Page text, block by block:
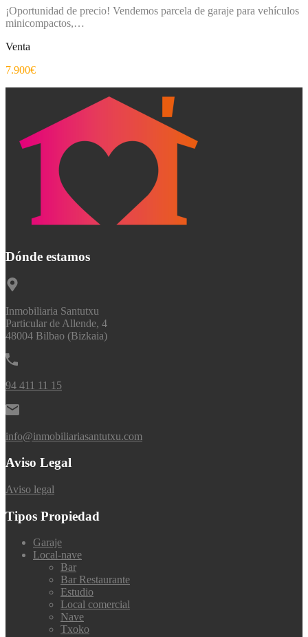
¡Oportunidad de precio! Vendemos parcela de garaje para vehículos
minicompactos,…
Venta
7.900€
Dónde estamos
Inmobiliaria Santutxu
Particular de Allende, 4
48004 Bilbao (Bizkaia)
94 411 11 15
info@inmobiliariasantutxu.com
Aviso Legal
Aviso legal
Tipos Propiedad
Garaje
Local-nave
Bar
Bar Restaurante
Estudio
Local comercial
Nave
Txoko